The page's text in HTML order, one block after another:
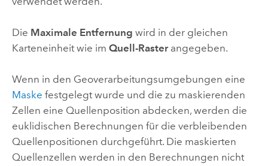
Die Maximale Entfernung wird in der gleichen
Karteneinheit wie im Quell-Rasterangegeben.
Wenn in den Geoverarbeitungsumgebungen eine
Maske festgelegt wurde und die zu maskierenden
Zellen eine Quellenposition abdecken, werden die
euklidischen Berechnungen für die verbleibenden
Quellenpositionen durchgeführt. Die maskierten
Quellenzellen werden in den Berechnungen nicht